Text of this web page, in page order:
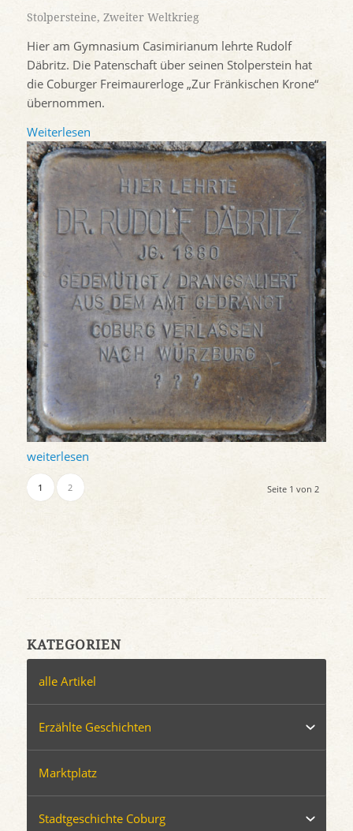
Stolpersteine, Zweiter Weltkrieg
Hier am Gymnasium Casimirianum lehrte Rudolf
Däbritz. Die Patenschaft über seinen Stolperstein hat
die Coburger Freimaurerloge „Zur Fränkischen Krone“
übernommen.
Weiterlesen
weiterlesen
Seite 1 von 2
1 2
KATEGORIEN
alle Artikel
Erzählte Geschichten
Marktplatz
Stadtgeschichte Coburg